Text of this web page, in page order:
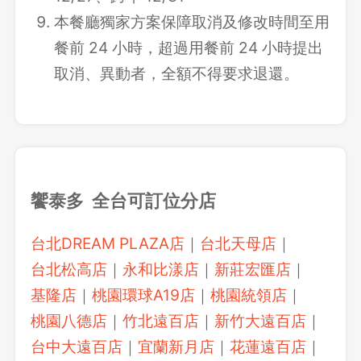
本餐廳獨家方案保障取消及修改時間至用
餐前 24 小時，超過用餐前 24 小時提出
取消、異動者，全額不得要求退還。
饗泰多 全台可訂位分店
台北DREAM PLAZA店 ｜ 台北天母店 ｜
台北松高店 ｜ 永和比漾店 ｜ 新莊宏匯店 ｜
基隆店 ｜桃園環球A19店 ｜桃園統領店 ｜
桃園八德店 ｜竹北遠百店 ｜ 新竹大遠百店 ｜
台中大遠百店 ｜ 宜蘭新月店 ｜花蓮遠百店 ｜